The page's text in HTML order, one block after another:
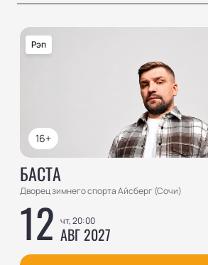
16+
Рэп
БАСТА
Дворец зимнего спорта Айсберг (Сочи)
12 чт, 20:00
АВГ 2027